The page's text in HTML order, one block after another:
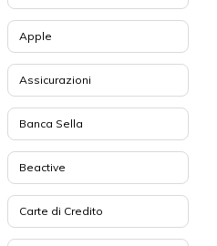
Apple
Assicurazioni
Banca Sella
Beactive
Carte di Credito